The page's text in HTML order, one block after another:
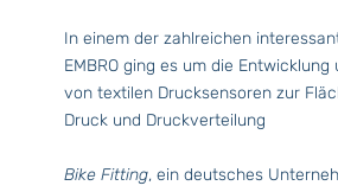
In einem der zahlreichen
EMBRO ging es um die
von textilen Drucksensoren zur
Druck und Druckverteilung
Bike Fitting, ein deutsches